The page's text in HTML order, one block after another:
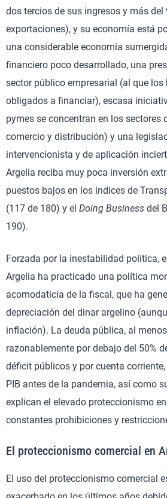
dos tercios de sus ingresos y más del
exportaciones), y su economía está
una considerable economía
financiero poco desarrollado, una
sector público empresarial (al que los
obligados a financiar), escasa
pymes se concentran en los sectores
comercio y distribución) y una
intervencionista y de aplicación
Argelia reciba muy poca inversión
puestos bajos en los índices de
(117 de 180) y el Doing Business del
190).
Forzada por la inestabilidad política,
Argelia ha practicado una política
acomodaticia de la fiscal, que ha
depreciación del dinar argelino
inflación). La deuda pública, al
razonablemente por debajo del 50%
déficit públicos y por cuenta
PIB antes de la pandemia, así como
explican el elevado proteccionismo
constantes prohibiciones y
El proteccionismo comercial en
El uso del proteccionismo comercial